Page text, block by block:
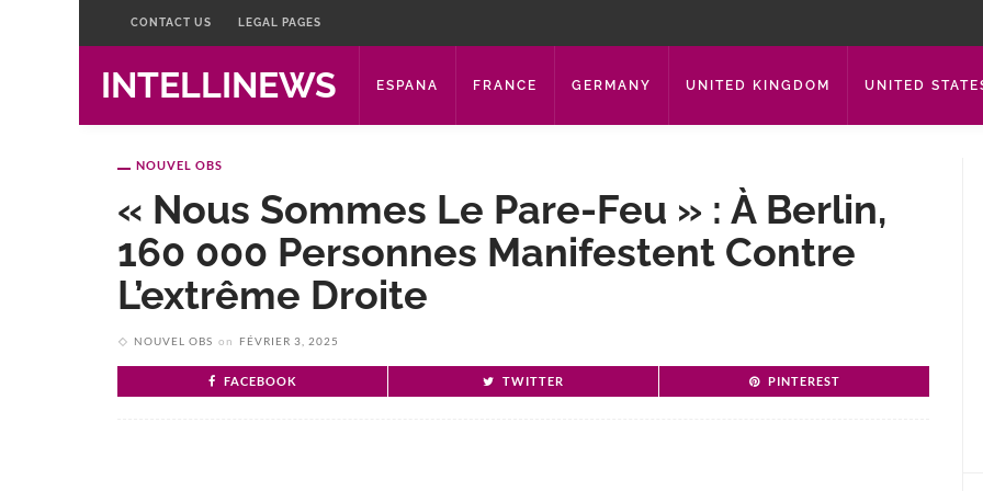
CONTACT US LEGAL PAGES
INTELLINEWS ESPANA FRANCE GERMANY UNITED KINGDOM UNITED
NOUVEL OBS
« Nous Sommes Le Pare-Feu » : À Berlin,
160 000 Personnes Manifestent Contre
L’extrême Droite
NOUVEL OBS on FÉVRIER 3, 2025
FACEBOOK TWITTER PINTEREST